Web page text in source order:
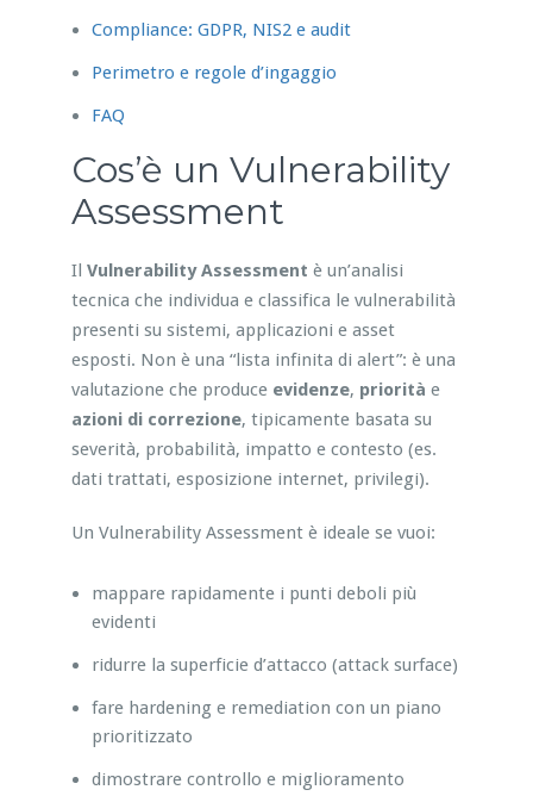
Compliance: GDPR, NIS2 e audit
Perimetro e regole d’ingaggio
FAQ
Cos’è un Vulnerability
Assessment
Il Vulnerability Assessment è un’analisi
tecnica che individua e classifica le vulnerabilità
presenti su sistemi, applicazioni e asset
esposti. Non è una “lista infinita di alert”: è una
valutazione che produce evidenze, priorità e
azioni di correzione, tipicamente basata su
severità, probabilità, impatto e contesto (es.
dati trattati, esposizione internet, privilegi).
Un Vulnerability Assessment è ideale se vuoi:
mappare rapidamente i punti deboli più
evidenti
ridurre la superficie d’attacco (attack surface)
fare hardening e remediation con un piano
prioritizzato
dimostrare controllo e miglioramento